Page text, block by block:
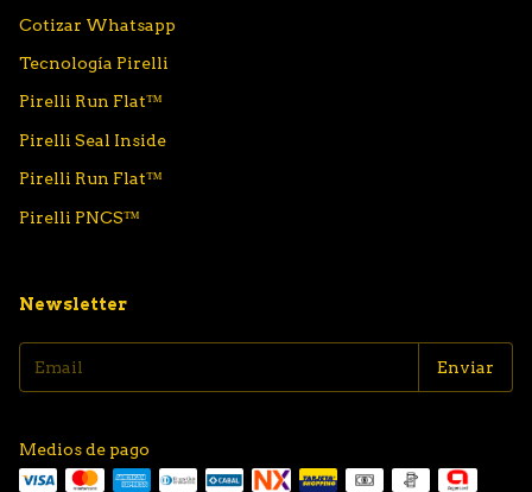
Cotizar Whatsapp
Tecnología Pirelli
Pirelli Run Flat™
Pirelli Seal Inside
Pirelli Run Flat™
Pirelli PNCS™
Newsletter
Medios de pago